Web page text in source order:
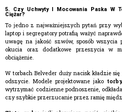
5. Czy Uchwyty I Mocowania Paska W
Ciężar?
To jedno z najważniejszych pytań przy
laptop i segregatory potrafią ważyć
uwagę na jakość szwów, sposób wszycia
okucia oraz dodatkowe przeszycia w
obciążenie.
W torbach Belveder duży nacisk kładzie
odszycie. Modele projektowane jako
wytrzymać codzienne podnoszenie,
czy szybkie przerzucanie przez ramię